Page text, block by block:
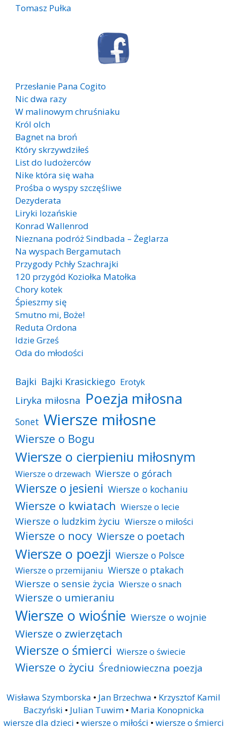
Tomasz Pułka
Przesłanie Pana Cogito
Nic dwa razy
W malinowym chruśniaku
Król olch
Bagnet na broń
Który skrzywdziłeś
List do ludożerców
Nike która się waha
Prośba o wyspy szczęśliwe
Dezyderata
Liryki lozańskie
Konrad Wallenrod
Nieznana podróż Sindbada – Żeglarza
Na wyspach Bergamutach
Przygody Pchły Szachrajki
120 przygód Koziołka Matołka
Chory kotek
Śpieszmy się
Smutno mi, Boże!
Reduta Ordona
Idzie Grześ
Oda do młodości
Bajki Bajki Krasickiego Erotyk
Liryka miłosna Poezja miłosna
Sonet Wiersze miłosne
Wiersze o Bogu
Wiersze o cierpieniu miłosnym
Wiersze o drzewach Wiersze o górach
Wiersze o jesieni Wiersze o kochaniu
Wiersze o kwiatach Wiersze o lecie
Wiersze o ludzkim życiu Wiersze o miłości
Wiersze o nocy Wiersze o poetach
Wiersze o poezji Wiersze o Polsce
Wiersze o przemijaniu Wiersze o ptakach
Wiersze o sensie życia Wiersze o snach
Wiersze o umieraniu
Wiersze o wiośnie Wiersze o wojnie
Wiersze o zwierzętach
Wiersze o śmierci Wiersze o świecie
Wiersze o życiu Średniowieczna poezja
Wisława Szymborska • Jan Brzechwa • Krzysztof Kamil
Baczyński • Julian Tuwim• Maria Konopnicka
wiersze dla dzieci • wiersze o miłości • wiersze o śmierci